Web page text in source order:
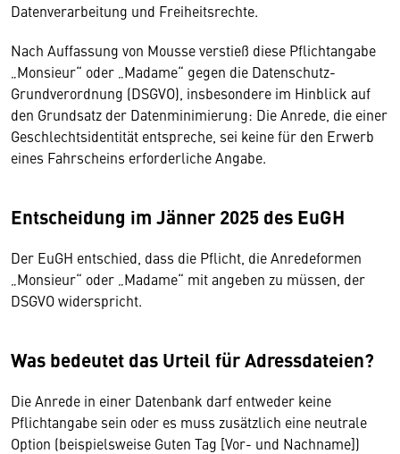
Datenverarbeitung und Freiheitsrechte.
Nach Auffassung von Mousse verstieß diese Pflichtangabe
„Monsieur“ oder „Madame“ gegen die Datenschutz-
Grundverordnung (DSGVO), insbesondere im Hinblick auf
den Grundsatz der Datenminimierung: Die Anrede, die einer
Geschlechtsidentität entspreche, sei keine für den Erwerb
eines Fahrscheins erforderliche Angabe.
Entscheidung im Jänner 2025 des EuGH
Der EuGH entschied, dass die Pflicht, die Anredeformen
„Monsieur“ oder „Madame“ mit angeben zu müssen, der
DSGVO widerspricht.
Was bedeutet das Urteil für Adressdateien?
Die Anrede in einer Datenbank darf entweder keine
Pflichtangabe sein oder es muss zusätzlich eine neutrale
Option (beispielsweise Guten Tag [Vor- und Nachname])